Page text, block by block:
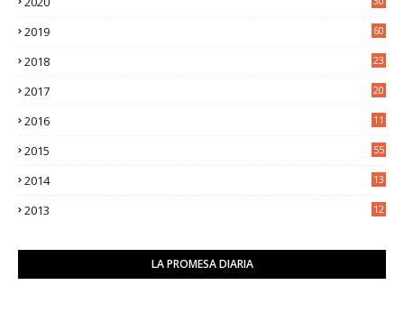
2019 60
2018
23
2017
20
2016
11
2015 55
2014
13
2013
12
LA PROMESA DIARIA